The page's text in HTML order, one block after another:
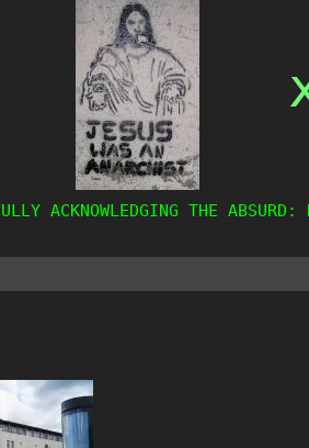
ACKNOWLEDGING THE